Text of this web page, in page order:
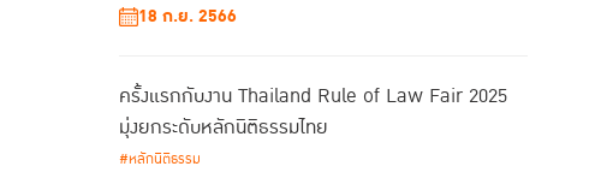
18 ก.ย. 2566
ครั้งแรกกับงาน Thailand Rule of Law Fair 2025
มุ่งยกระดับหลักนิติธรรมไทย
#หลักนิติธรรม